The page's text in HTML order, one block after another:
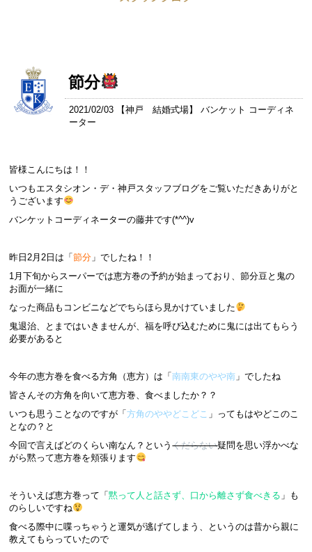
節分
2021/02/03 【神戸 結婚式場】 バンケット コーディネ
ーター
皆様こんにちは！！
いつもエスタシオン・デ・神戸スタッフブログをご覧いただきありがと
うございます
バンケットコーディネーターの藤井です(*^^)v
昨日2月2日は「節分 」でしたね！！
1月下旬からスーパーでは恵方巻の予約が始まっており、節分豆と鬼の
お面が一緒に
なった商品もコンビニなどでちらほら見かけていました
鬼退治、とまではいきませんが、福を呼び込むために鬼には出てもらう
必要があると
今年の恵方巻を食べる方角（恵方）は「南南東のやや南 」でしたね
皆さんその方角を向いて恵方巻、食べましたか？？
いつも思うことなのですが「方角のややどこどこ 」ってもはやどこのこ
となの？と
今回で言えばどのくらい南なん？というくだらない疑問を思い浮かべな
がら黙って恵方巻を頬張ります
そういえば恵方巻って「黙って人と話さず、口から離さず食べきる 」も
のらしいですね
食べる際中に喋っちゃうと運気が逃げてしまう、というのは昔から親に
教えてもらっていたので